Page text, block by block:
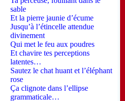
sable
Et la pierre jaunie d’écume
Jusqu’à l’étincelle attendue
divinement
Qui met le feu aux poudres
Et chavire tes perceptions
latentes…
Sautez le chat huant et l’éléphant
rose
Ça clignote dans l’ellipse
grammaticale…